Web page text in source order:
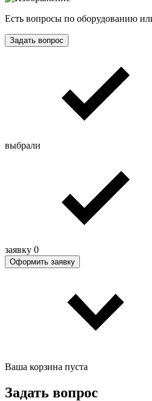
Есть вопросы по оборудованию
Задать вопрос
выбрали
заявку 0
Оформить заявку
Ваша корзина пуста
Задать вопрос